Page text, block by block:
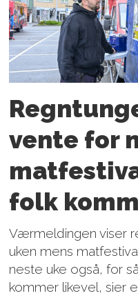
vente for
folk
Værmeldingen viser
uken mens
neste uke også, for
kommer likevel, sier